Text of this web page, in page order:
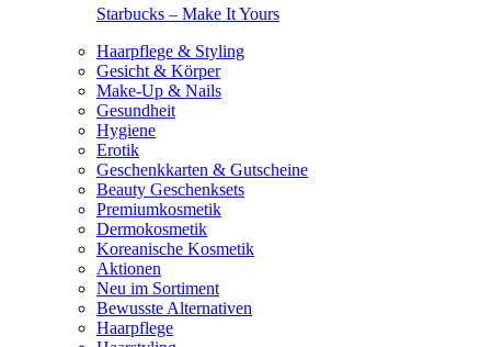
Starbucks – Make It Yours
Haarpflege & Styling
Gesicht & Körper
Make-Up & Nails
Gesundheit
Hygiene
Erotik
Geschenkkarten & Gutscheine
Beauty Geschenksets
Premiumkosmetik
Dermokosmetik
Koreanische Kosmetik
Aktionen
Neu im Sortiment
Bewusste Alternativen
Haarpflege